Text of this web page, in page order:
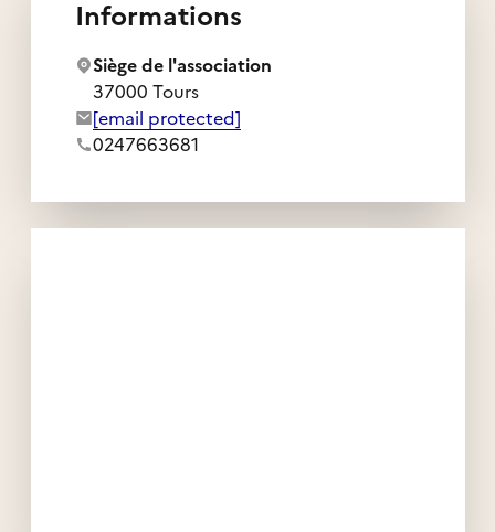
Informations
Siège de l'association
37000 Tours
Adresse e-mail de l'association :
[email protected]
Numéro de téléphone de l'association :
0247663681